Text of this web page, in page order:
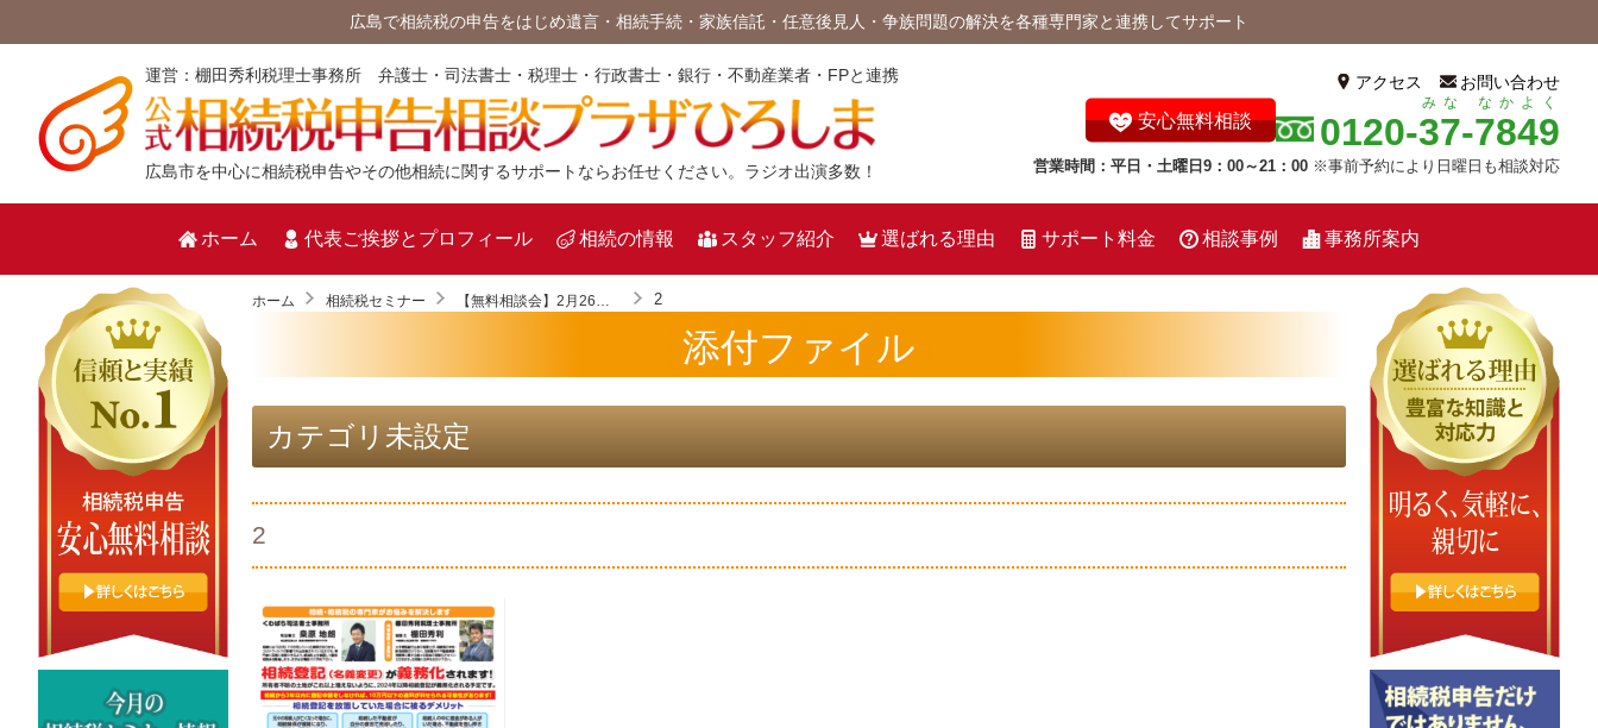
広島で相続税の申告をはじめ遺言・相続手続・家族信託・任意後見人・争族問題の解決を各種専門家と連携してサポート
運営：棚田秀利税理士事務所 弁護士・司法書士・税理士・行政書士・銀行・不動産業者・FPと連携
広島市を中心に相続税申告やその他相続に関するサポートならお任せください。ラジオ出演多数！
アクセス お問い合わせ
安心無料相談 0120-37
みな
-7849
なかよく
営業時間：平日・土曜日9：00～21：00 ※事前予約により日曜日も相談対応
ホーム 代表ご挨拶とプロフィール 相続の情報 スタッフ紹介 選ばれる理由 サポート料金 相談事例 事務所案内
ホーム 相続税セミナー 2
添付ファイル
カテゴリ未設定
2